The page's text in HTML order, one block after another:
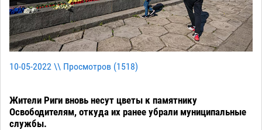
10-05-2022 \\ Просмотров (1518)
Жители Риги вновь несут цветы к памятнику
Освободителям, откуда их ранее убрали муниципальные
службы.